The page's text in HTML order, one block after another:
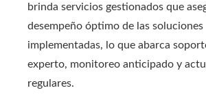
brinda servicios gestionados que
desempeño óptimo de las soluciones
implementadas, lo que abarca
experto, monitoreo anticipado y
regulares.